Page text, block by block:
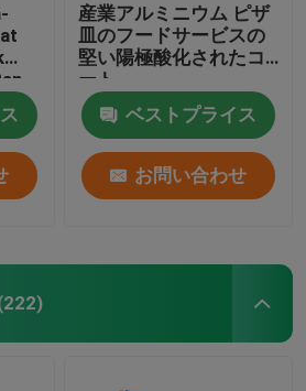
産業アルミニウム ピザ
皿のフードサービスの
堅い陽極酸化されたコ
ート
ベストプライス
お問い合わせ